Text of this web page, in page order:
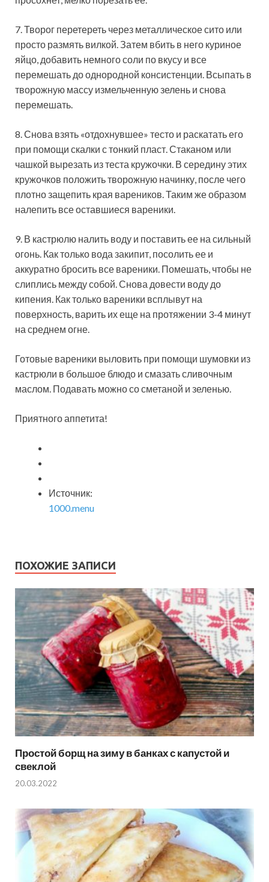
7. Творог перетереть через металлическое сито или
просто размять вилкой. Затем вбить в него куриное
яйцо, добавить немного соли по вкусу и все
перемешать до однородной консистенции. Всыпать в
творожную массу измельченную зелень и снова
перемешать.
8. Снова взять «отдохнувшее» тесто и раскатать его
при помощи скалки с тонкий пласт. Стаканом или
чашкой вырезать из теста кружочки. В середину этих
кружочков положить творожную начинку, после чего
плотно защепить края вареников. Таким же образом
налепить все оставшиеся вареники.
9. В кастрюлю налить воду и поставить ее на сильный
огонь. Как только вода закипит, посолить ее и
аккуратно бросить все вареники. Помешать, чтобы не
слиплись между собой. Снова довести воду до
кипения. Как только вареники всплывут на
поверхность, варить их еще на протяжении 3-4 минут
на среднем огне.
Готовые вареники выловить при помощи шумовки из
кастрюли в большое блюдо и смазать сливочным
маслом. Подавать можно со сметаной и зеленью.
Приятного аппетита!
Источник:
1000.menu
ПОХОЖИЕ ЗАПИСИ
Простой борщ на зиму в банках с капустой и
свеклой
20.03.2022